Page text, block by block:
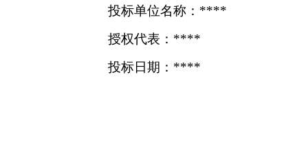
投标单位名称：****
授权代表：****
投标日期：****